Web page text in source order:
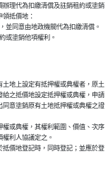
辦理代為扣繳清償及註銷租約或塗銷
抵價地：
並同意由地政機關代為扣繳清償。
或塗銷他項權利。
地上設定有抵押權或典權者，原土
之抵價地設定抵押權或典權，申請
意塗銷原有土地抵押權或典權之證
或典權，其權利範圍、價值、次序
利人協議定之。
價地登記時，同時登記；並應於登